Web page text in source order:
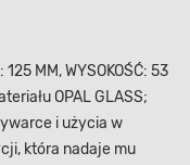
125 MM, WYSOKOŚĆ: 53
OPAL GLASS;
i użycia w
która nadaje mu